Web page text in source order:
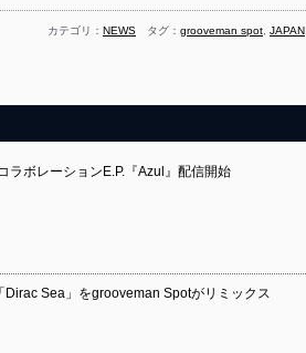
カテゴリ： NEWS タグ： grooveman spot JAPAN
ボレーションE.P.『Azul』配信開始
Sea」をgrooveman Spotがリミックス